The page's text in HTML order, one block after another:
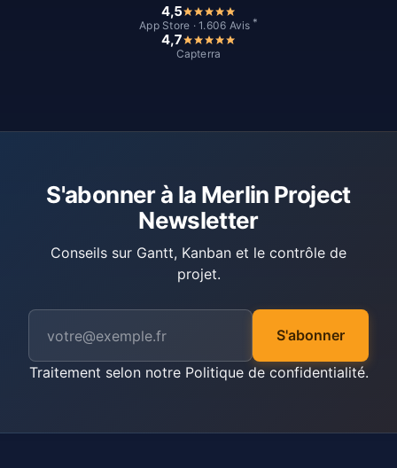
4,5
App Store · 1.606 Avis *
4,7
Capterra
S'abonner à la Merlin Project
Newsletter
Conseils sur Gantt, Kanban et le contrôle de
projet.
S'abonner
Traitement selon notre Politique de confidentialité.